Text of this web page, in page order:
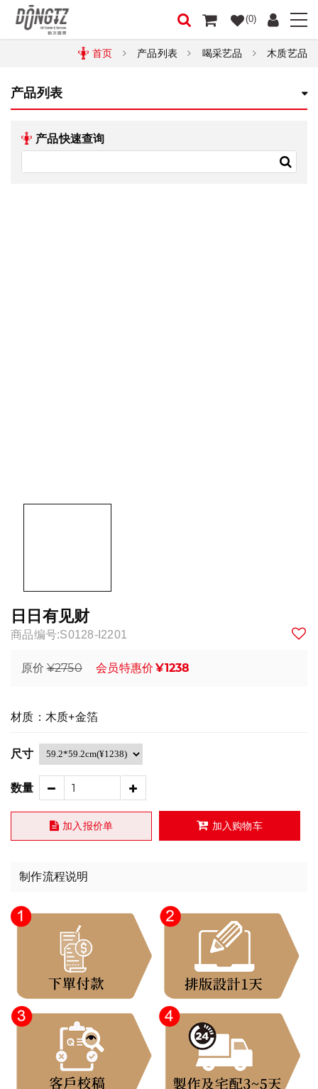
(0)
首页 产品列表 喝采艺品 木质艺品
产品列表
产品快速查询
日日有见财
商品编号:S0128-I2201
原价 ¥2750 会员特惠价 ¥1238
材质：木质+金箔
尺寸
数量
加入报价单 加入购物车
制作流程说明